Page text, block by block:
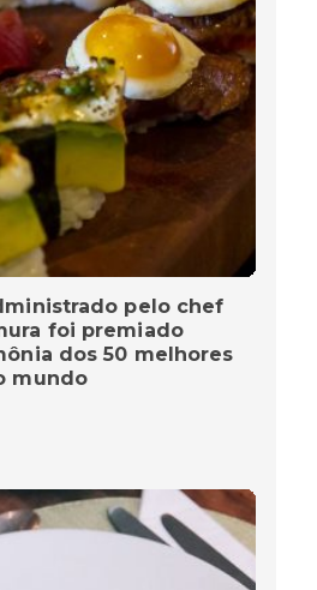
pelo chef
foi premiado
dos 50 melhores
mundo